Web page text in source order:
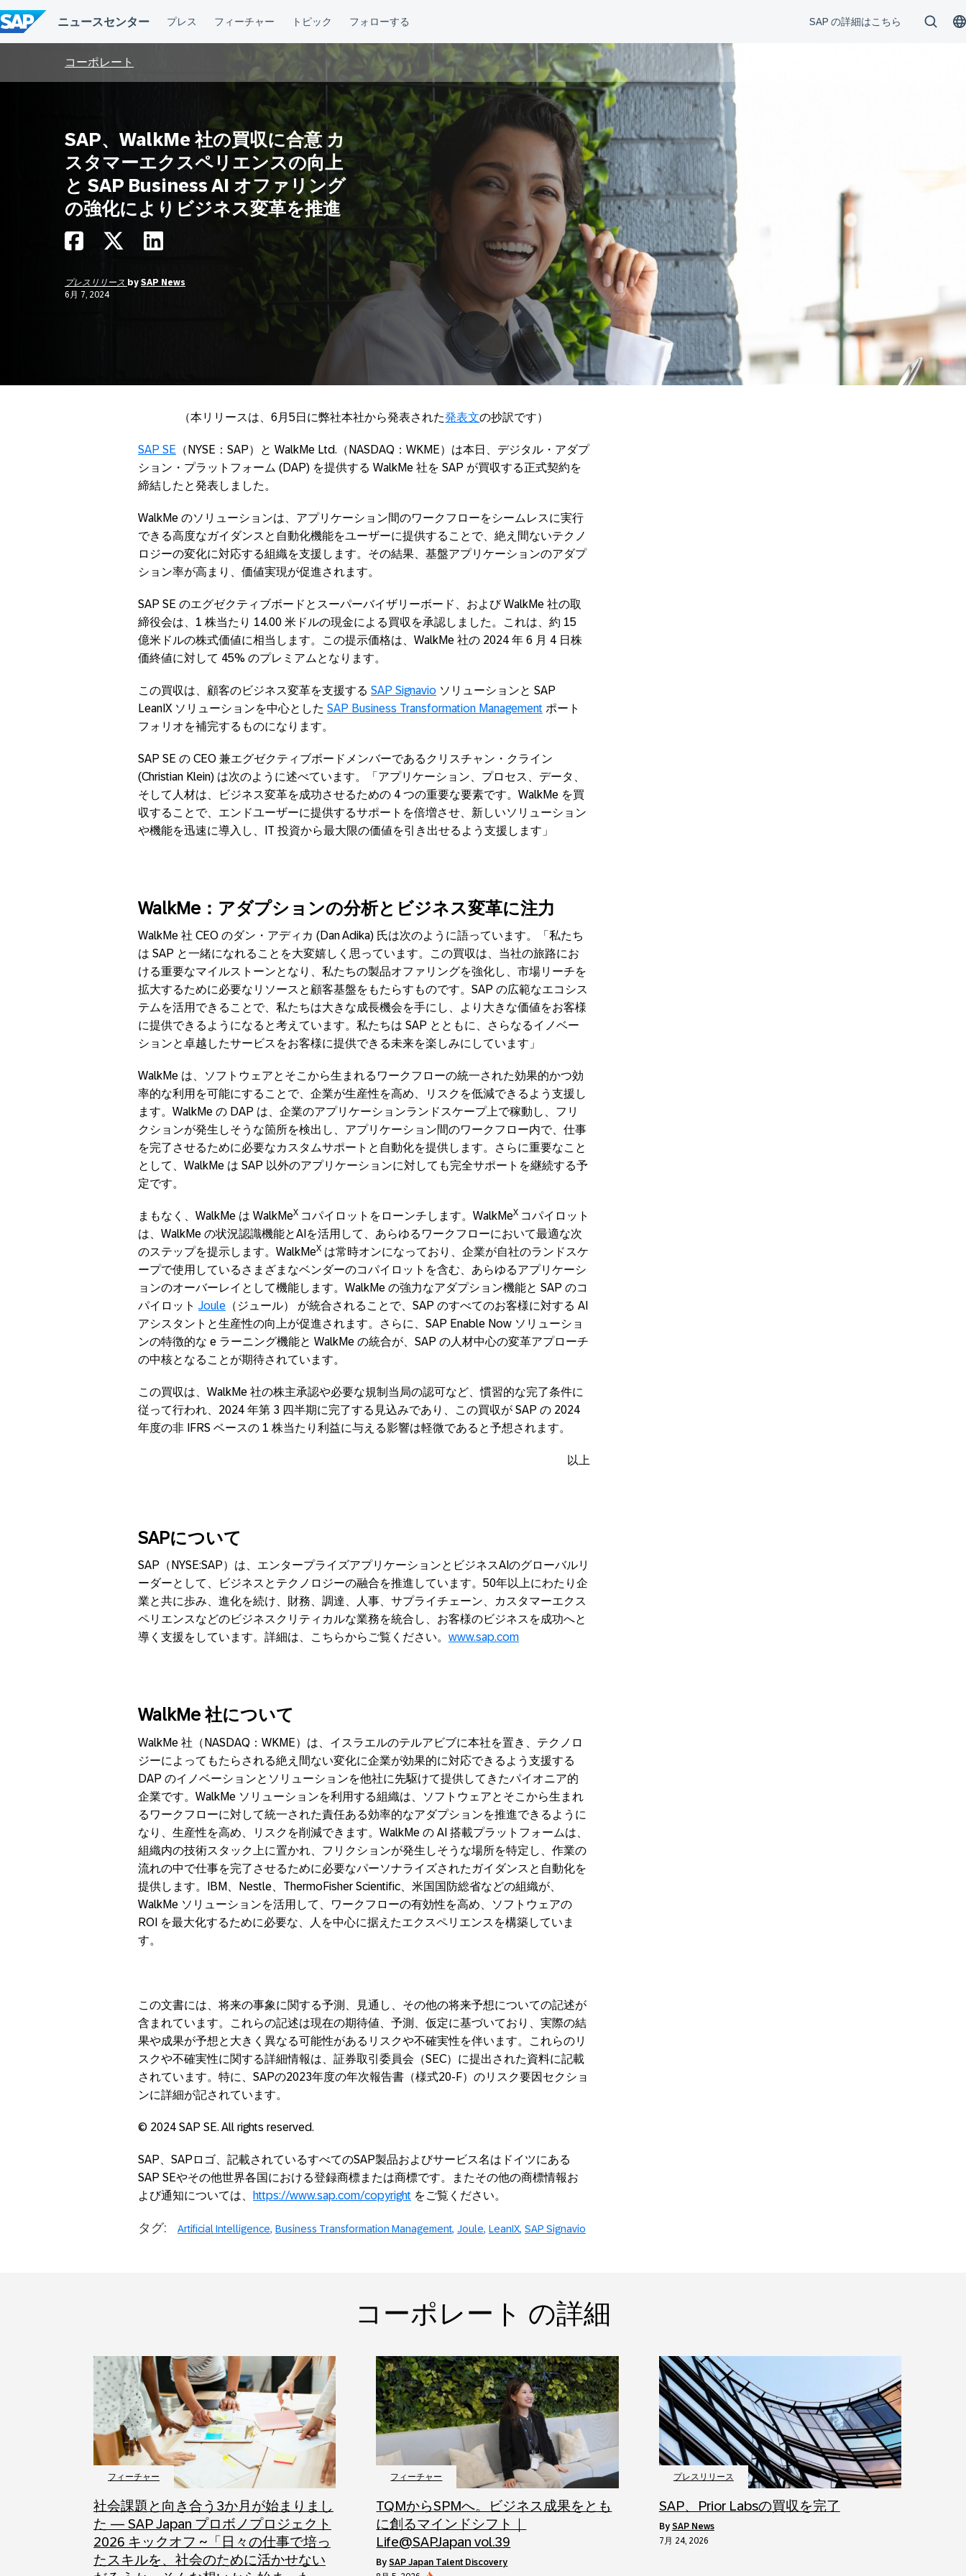
ン
テ
ン
コーポレート
SAP、WalkMe 社の買収に合意 カ
スタマーエクスペリエンスの向上
と SAP Business AI オファリング
の強化によりビジネス変革を推進
プレスリリース by SAP News
6月 7, 2024
（本リリースは、6月5日に弊社本社から発表された発表文の抄訳です）
SAP SE （NYSE：SAP）と WalkMe Ltd.（NASDAQ：WKME）は本日、デジタル・アダプ
ション・プラットフォーム (DAP) を提供する WalkMe 社を SAP が買収する正式契約を
締結したと発表しました。
WalkMe のソリューションは、アプリケーション間のワークフローをシームレスに実行
できる高度なガイダンスと自動化機能をユーザーに提供することで、絶え間ないテクノ
ロジーの変化に対応する組織を支援します。その結果、基盤アプリケーションのアダプ
ション率が高まり、価値実現が促進されます。
SAP SE のエグゼクティブボードとスーパーバイザリーボード、および WalkMe 社の取
締役会は、1 株当たり 14.00 米ドルの現金による買収を承認しました。これは、約 15
億米ドルの株式価値に相当します。この提示価格は、WalkMe 社の 2024 年 6 月 4 日株
価終値に対して 45% のプレミアムとなります。
この買収は、顧客のビジネス変革を支援する SAP Signavio ソリューションと SAP
LeanIX ソリューションを中心とした SAP Business Transformation Management ポート
フォリオを補完するものになります。
SAP SE の CEO 兼エグゼクティブボードメンバーであるクリスチャン・クライン
(Christian Klein) は次のように述べています。「アプリケーション、プロセス、データ、
そして人材は、ビジネス変革を成功させるための 4 つの重要な要素です。WalkMe を買
収することで、エンドユーザーに提供するサポートを倍増させ、新しいソリューション
や機能を迅速に導入し、IT 投資から最大限の価値を引き出せるよう支援します」
WalkMe ：アダプションの分析とビジネス変革に注力
WalkMe 社 CEO のダン・アディカ (Dan Adika) 氏は次のように語っています。「私たち
は SAP と一緒になれることを大変嬉しく思っています。この買収は、当社の旅路にお
ける重要なマイルストーンとなり、私たちの製品オファリングを強化し、市場リーチを
拡大するために必要なリソースと顧客基盤をもたらすものです。SAP の広範なエコシス
テムを活用できることで、私たちは大きな成長機会を手にし、より大きな価値をお客様
に提供できるようになると考えています。私たちは SAP とともに、さらなるイノベー
ションと卓越したサービスをお客様に提供できる未来を楽しみにしています」
WalkMe は、ソフトウェアとそこから生まれるワークフローの統一された効果的かつ効
率的な利用を可能にすることで、企業が生産性を高め、リスクを低減できるよう支援し
ます。WalkMe の DAP は、企業のアプリケーションランドスケープ上で稼動し、フリ
クションが発生しそうな箇所を検出し、アプリケーション間のワークフロー内で、仕事
を完了させるために必要なカスタムサポートと自動化を提供します。さらに重要なこと
として、WalkMe は SAP 以外のアプリケーションに対しても完全サポートを継続する予
定です。
まもなく、WalkMe は WalkMeX コパイロットをローンチします。WalkMeX コパイロット
は、WalkMe の状況認識機能とAIを活用して、あらゆるワークフローにおいて最適な次
のステップを提示します。WalkMeX は常時オンになっており、企業が自社のランドスケ
ープで使用しているさまざまなベンダーのコパイロットを含む、あらゆるアプリケーシ
ョンのオーバーレイとして機能します。WalkMe の強力なアダプション機能と SAP のコ
パイロット Joule （ジュール） が統合されることで、SAP のすべてのお客様に対する AI
アシスタントと生産性の向上が促進されます。さらに、SAP Enable Now ソリューショ
ンの特徴的な e ラーニング機能と WalkMe の統合が、SAP の人材中心の変革アプローチ
の中核となることが期待されています。
この買収は、WalkMe 社の株主承認や必要な規制当局の認可など、慣習的な完了条件に
従って行われ、2024 年第 3 四半期に完了する見込みであり、この買収が SAP の 2024
年度の非 IFRS ベースの 1 株当たり利益に与える影響は軽微であると予想されます。
以上
SAPについて
SAP（NYSE:SAP）は、エンタープライズアプリケーションとビジネスAIのグローバルリ
ーダーとして、ビジネスとテクノロジーの融合を推進しています。50年以上にわたり企
業と共に歩み、進化を続け、財務、調達、人事、サプライチェーン、カスタマーエクス
ペリエンスなどのビジネスクリティカルな業務を統合し、お客様のビジネスを成功へと
導く支援をしています。詳細は、こちらからご覧ください。 www.sap.com
WalkMe 社について
WalkMe 社（NASDAQ：WKME）は、イスラエルのテルアビブに本社を置き、テクノロ
ジーによってもたらされる絶え間ない変化に企業が効果的に対応できるよう支援する
DAP のイノベーションとソリューションを他社に先駆けて提供してきたパイオニア的
企業です。WalkMe ソリューションを利用する組織は、ソフトウェアとそこから生まれ
るワークフローに対して統一された責任ある効率的なアダプションを推進できるように
なり、生産性を高め、リスクを削減できます。WalkMe の AI 搭載プラットフォームは、
組織内の技術スタック上に置かれ、フリクションが発生しそうな場所を特定し、作業の
流れの中で仕事を完了させるために必要なパーソナライズされたガイダンスと自動化を
提供します。IBM、Nestle、ThermoFisher Scientific、米国国防総省などの組織が、
WalkMe ソリューションを活用して、ワークフローの有効性を高め、ソフトウェアの
ROI を最大化するために必要な、人を中心に据えたエクスペリエンスを構築していま
す。
この文書には、将来の事象に関する予測、見通し、その他の将来予想についての記述が
含まれています。これらの記述は現在の期待値、予測、仮定に基づいており、実際の結
果や成果が予想と大きく異なる可能性があるリスクや不確実性を伴います。これらのリ
スクや不確実性に関する詳細情報は、証券取引委員会（SEC）に提出された資料に記載
されています。特に、SAPの2023年度の年次報告書（様式20-F）のリスク要因セクショ
ンに詳細が記されています。
© 2024 SAP SE. All rights reserved.
SAP、SAPロゴ、記載されているすべてのSAP製品およびサービス名はドイツにある
SAP SEやその他世界各国における登録商標または商標です。またその他の商標情報お
よび通知については、
https://www.sap.com/copyright をご覧ください。
タグ: Artificial Intelligence Business Transformation Management Joule LeanIX SAP Signavio
コーポレート の詳細
フィーチャー
社会課題と向き合う3か月が始まりまし
た ― SAP Japan プロボノプロジェクト
2026 キックオフ ~「日々の仕事で培っ
たスキルを、社会のために活かせない
フィーチャー
TQMからSPMへ。ビジネス成果をとも
に創るマインドシフト｜
Life@SAPJapan vol.39
bySAP Japan Talent Discovery
プレスリリース
SAP、Prior Labsの買収を完了
by SAP News
7月 24, 2026